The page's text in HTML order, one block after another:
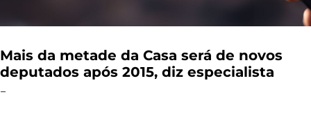
Mais da metade da Casa será de novos
deputados após 2015, diz especialista
–